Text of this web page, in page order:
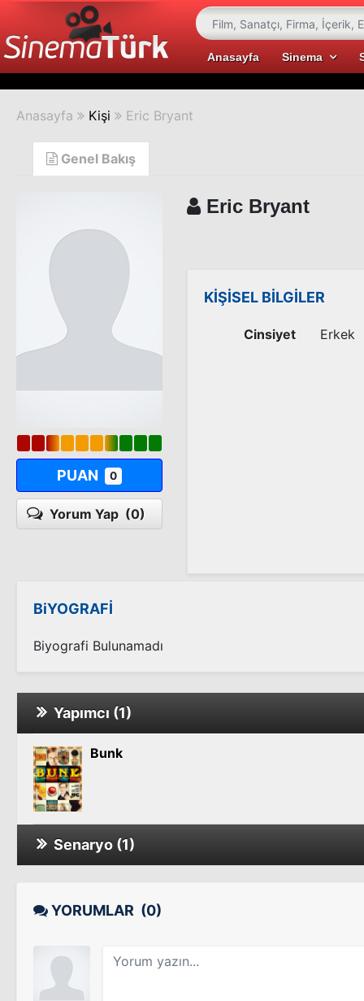
Anasayfa Sinema
Anasayfa Kişi Eric Bryant
Genel Bakış
PUAN 0
Yorum Yap (0)
Eric Bryant
KİŞİSEL BİLGİLER
Cinsiyet Erkek
BiYOGRAFİ
Biyografi Bulunamadı
Yapımcı (1)
Bunk
Senaryo (1)
YORUMLAR (0)